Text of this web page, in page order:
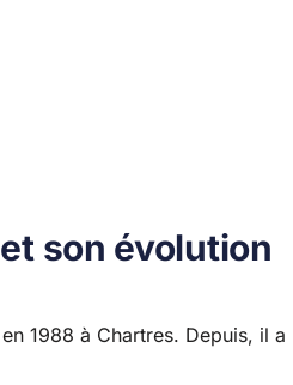
son évolution
1988 à Chartres. Depuis, il a